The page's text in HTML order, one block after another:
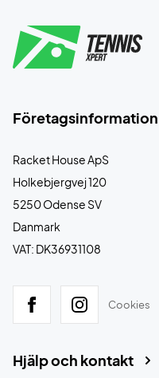
Företagsinformation
Racket House ApS
Holkebjergvej 120
5250 Odense SV
Danmark
VAT: DK36931108
Cookies
Hjälp och kontakt